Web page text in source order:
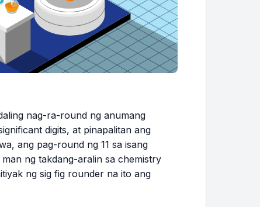
nag-ra-round ng anumang
digits, at pinapalitan ang
ang pag-round ng 11 sa isang
ng takdang-aralin sa chemistry
ng sig fig rounder na ito ang